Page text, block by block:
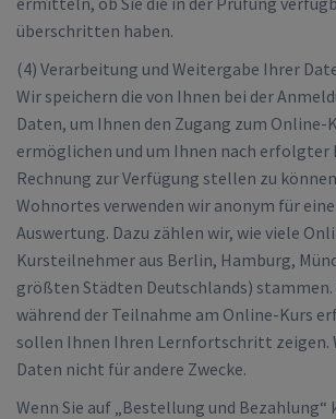
überschritten haben.
(4) Verarbeitung und Weitergabe Ihrer
Wir speichern die von Ihnen bei der
Daten, um Ihnen den Zugang zum Online-
ermöglichen und um Ihnen nach erfolgter
Rechnung zur Verfügung stellen zu
Wohnortes verwenden wir anonym für
Auswertung. Dazu zählen wir, wie viele
Kursteilnehmer aus Berlin, Hamburg,
größten Städten Deutschlands) stammen.
während der Teilnahme am Online-Kurs
sollen Ihnen Ihren Lernfortschritt zeigen.
Daten nicht für andere Zwecke.
Wenn Sie auf „Bestellung und Bezahlung“